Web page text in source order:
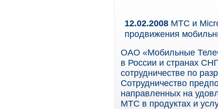
12.02.2008 МТС и
продвижения
ОАО «Мобильные
в России и странах
сотрудничестве по
Сотрудничество
направленных на
МТС в продуктах и